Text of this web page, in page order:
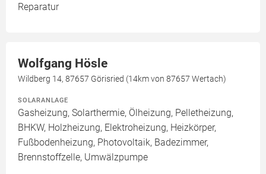
Reparatur
Wolfgang Hösle
Wildberg 14, 87657 Görisried (14km von 87657 Wertach)
SOLARANLAGE
Gasheizung, Solarthermie, Ölheizung, Pelletheizung,
BHKW, Holzheizung, Elektroheizung, Heizkörper,
Fußbodenheizung, Photovoltaik, Badezimmer,
Brennstoffzelle, Umwälzpumpe